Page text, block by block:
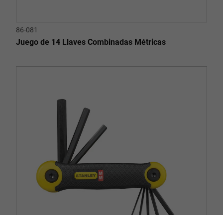
86-081
Juego de 14 Llaves Combinadas Métricas